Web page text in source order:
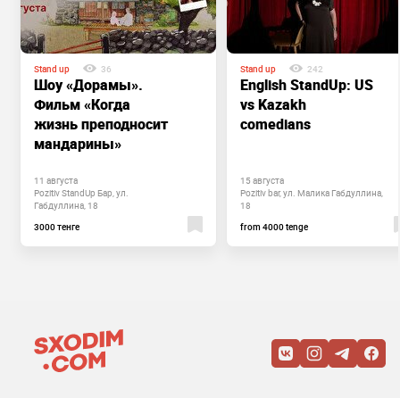
Stand up 36
Шоу «Дорамы».
Фильм «Когда
жизнь преподносит
мандарины»
11 августа
Pozitiv StandUp Бар, ул.
Габдуллина, 18
3000 тенге
Stand up 242
English StandUp: US
vs Kazakh
comedians
15 августа
Pozitiv bar, ул. Малика Габдуллина,
18
from 4000 tenge